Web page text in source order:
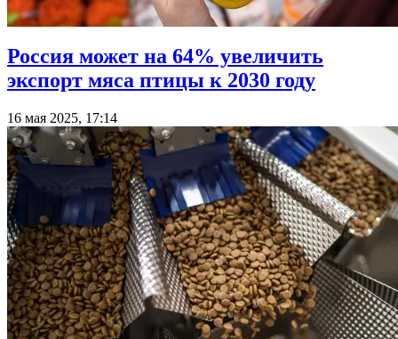
Россия может на 64% увеличить
экспорт мяса птицы к 2030 году
16 мая 2025, 17:14